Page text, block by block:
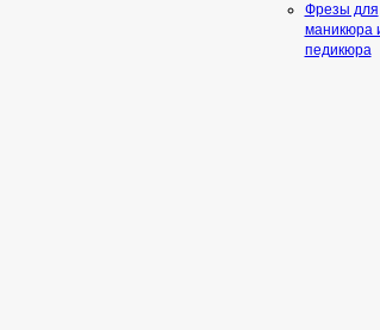
Фрезы для
маникюра
педикюра